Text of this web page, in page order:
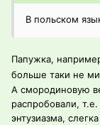
В польском
Папужка,
больше таки не
А смородиновую
распробовали,
энтузиазма,